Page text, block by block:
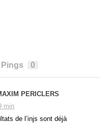
Pings 0
PERICLERS
min
de l’injs sont déjà